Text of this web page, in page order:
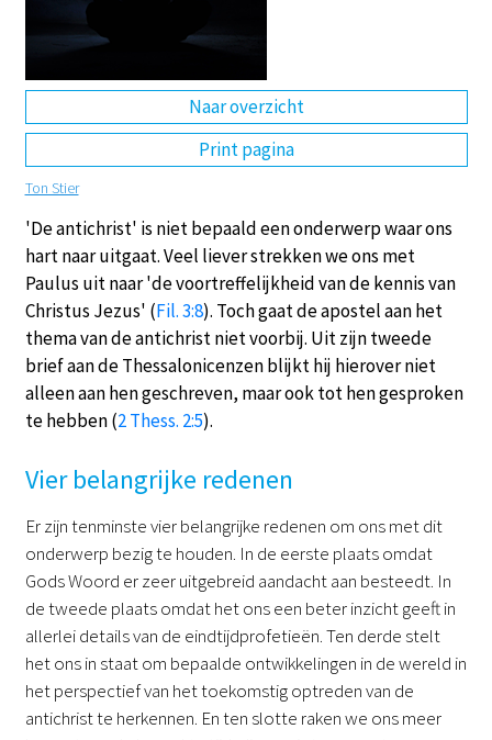
Naar overzicht
Print pagina
Ton Stier
'De antichrist' is niet bepaald een onderwerp waar ons
hart naar uitgaat. Veel liever strekken we ons met
Paulus uit naar 'de voortreffelijkheid van de kennis van
Christus Jezus' (Fil. 3:8). Toch gaat de apostel aan het
thema van de antichrist niet voorbij. Uit zijn tweede
brief aan de Thessalonicenzen blijkt hij hierover niet
alleen aan hen geschreven, maar ook tot hen gesproken
te hebben (2 Thess. 2:5).
Vier belangrijke redenen
Er zijn tenminste vier belangrijke redenen om ons met dit
onderwerp bezig te houden. In de eerste plaats omdat
Gods Woord er zeer uitgebreid aandacht aan besteedt. In
de tweede plaats omdat het ons een beter inzicht geeft in
allerlei details van de eindtijdprofetieën. Ten derde stelt
het ons in staat om bepaalde ontwikkelingen in de wereld in
het perspectief van het toekomstig optreden van de
antichrist te herkennen. En ten slotte raken we ons meer